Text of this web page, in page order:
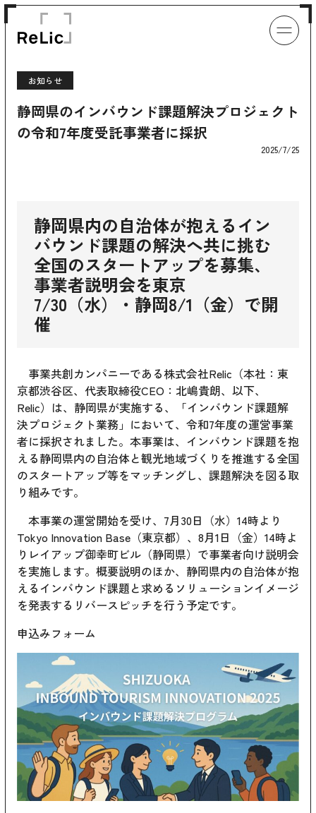
お知らせ
静岡県のインバウンド課題解決プロジェクト
の令和7年度受託事業者に採択
2025/7/25
静岡県内の自治体が抱えるイン
バウンド課題の解決へ共に挑む
全国のスタートアップを募集、
事業者説明会を東京
7/30（水）・静岡8/1（金）で開
催
事業共創カンパニーである株式会社Relic（本社：東
京都渋谷区、代表取締役CEO：北嶋貴朗、以下、
Relic）は、静岡県が実施する、「インバウンド課題解
決プロジェクト業務」において、令和7年度の運営事業
者に採択されました。本事業は、インバウンド課題を抱
える静岡県内の自治体と観光地域づくりを推進する全国
のスタートアップ等をマッチングし、課題解決を図る取
り組みです。
本事業の運営開始を受け、7月30日（水）14時より
Tokyo Innovation Base（東京都）、8月1日（金）14時よ
りレイアップ御幸町ビル（静岡県）で事業者向け説明会
を実施します。概要説明のほか、静岡県内の自治体が抱
えるインバウンド課題と求めるソリューションイメージ
を発表するリバースピッチを行う予定です。
申込みフォーム